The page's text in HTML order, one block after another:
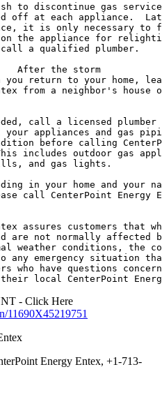
to discontinue gas
off at each appliance.
it is only necessary to
the appliance for
a qualified plumber.
After the storm
you return to your home,
from a neighbor's house
call a licensed plumber
your appliances and gas
before calling
includes outdoor gas
and gas lights.
in your home and your
call CenterPoint Energy
assures customers that
are not normally affected
weather conditions, the
any emergency situation
who have questions
- Click Here
11690X45219751
Energy Entex, +1-713-